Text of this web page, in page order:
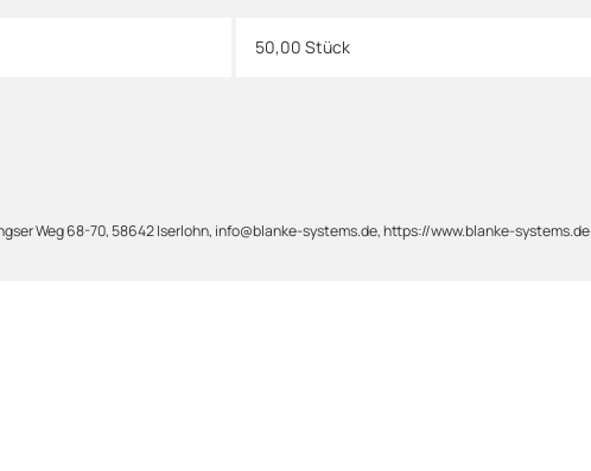
50,00 Stück
Weg 68-70, 58642 Iserlohn, info@blanke-systems.de, https://www.blanke-systems.de